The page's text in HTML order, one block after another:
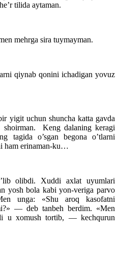
tilida aytaman.
mehrga sira tuymayman.
qiynab qonini ichadigan yovuz
yigit uchun shuncha katta gavda
shoirman. Keng dalaning keragi
tagida o’sgan begona o’tlarni
ham erinaman-ku…
olibdi. Xuddi axlat uyumlari
yosh bola kabi yon-veriga parvo
unga: «Shu aroq kasofatni
— deb tanbeh berdim. «Men
u xomush tortib, — kechqurun